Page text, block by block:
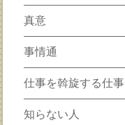
真意
事情通
仕事を斡旋する仕事
知らない人